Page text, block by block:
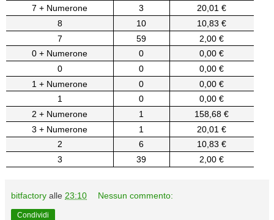
7 + Numerone
3
20,01 €
8
10
10,83 €
7
59
2,00 €
0 + Numerone
0
0,00 €
0
0
0,00 €
1 + Numerone
0
0,00 €
1
0
0,00 €
2 + Numerone
1
158,68 €
3 + Numerone
1
20,01 €
2
6
10,83 €
3
39 2,00 €
bitfactory alle 23:10 Nessun commento:
Condividi